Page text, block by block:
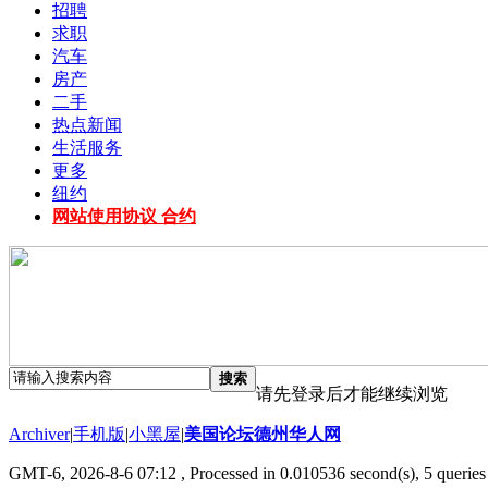
招聘
求职
汽车
房产
二手
热点新闻
生活服务
更多
纽约
网站使用协议 合约
搜索
请先登录后才能继续浏览
Archiver|手机版|小黑屋|美国论坛德州华人网
GMT-6, 2026-8-6 07:12 , Processed in 0.010536 second(s), 5